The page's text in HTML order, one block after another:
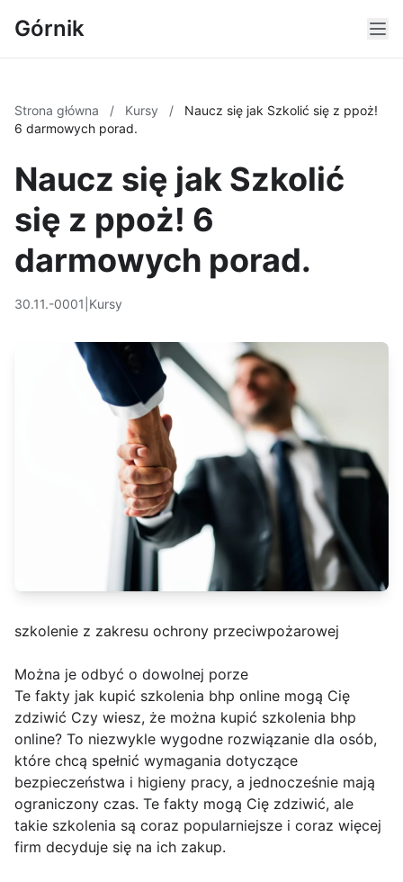
Górnik
Strona główna / Kursy /
Naucz się jak Szkolić się z ppoż!
6 darmowych porad.
Naucz się jak Szkolić
się z ppoż! 6
darmowych porad.
30.11.-0001 Kursy
szkolenie z zakresu ochrony przeciwpożarowej
Można je odbyć o dowolnej porze
Te fakty jak kupić szkolenia bhp online mogą Cię
zdziwić Czy wiesz, że można kupić szkolenia bhp
online? To niezwykle wygodne rozwiązanie dla osób,
które chcą spełnić wymagania dotyczące
bezpieczeństwa i higieny pracy, a jednocześnie mają
ograniczony czas. Te fakty mogą Cię zdziwić, ale
takie szkolenia są coraz popularniejsze i coraz więcej
firm decyduje się na ich zakup.